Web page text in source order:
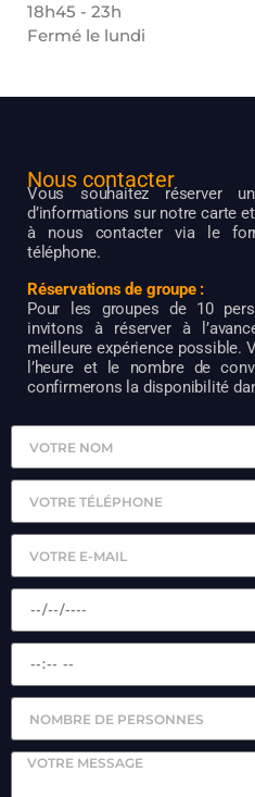
18h45 - 23h
Fermé le lundi
Nous contacter
Vous souhaitez réserver
d’informations sur notre carte
à nous contacter via le
téléphone.
Réservations de groupe :
Pour les groupes de 10
invitons à réserver à
meilleure expérience possible.
l’heure et le nombre de
confirmerons la disponibilité